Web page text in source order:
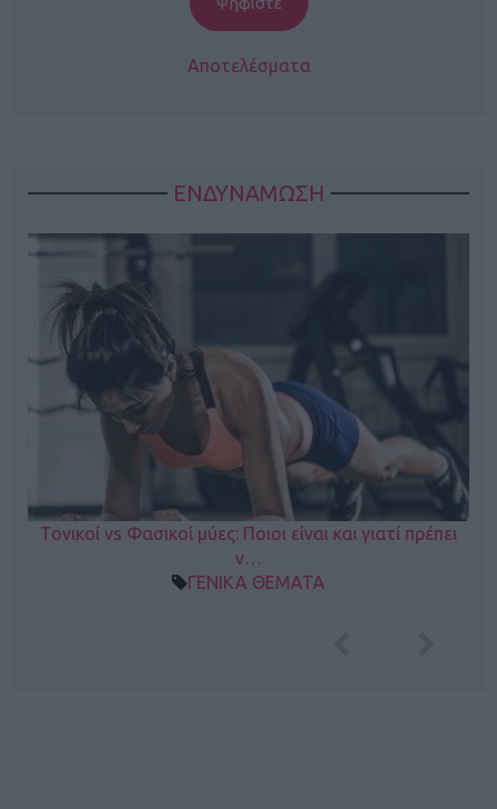
Αποτελέσματα
ΕΝΔΥΝΑΜΩΣΗ
Τονικοί vs Φασικοί μύες: Ποιοι είναι και γιατί πρέπει
ν…
ΓΕΝΙΚΑ ΘΕΜΑΤΑ